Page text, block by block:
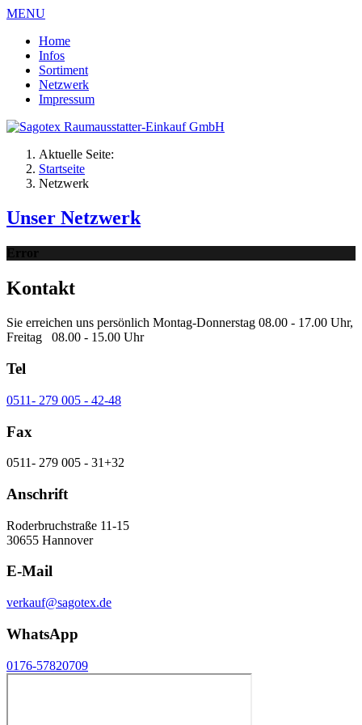
MENU
Home
Infos
Sortiment
Netzwerk
Impressum
Aktuelle Seite:
Startseite
Netzwerk
Unser Netzwerk
Error
Kontakt
Sie erreichen uns persönlich Montag-Donnerstag 08.00 - 17.00 Uhr,
Freitag 08.00 - 15.00 Uhr
Tel
0511- 279 005 - 42-48
Fax
0511- 279 005 - 31+32
Anschrift
Roderbruchstraße 11-15
30655 Hannover
E-Mail
verkauf@sagotex.de
WhatsApp
0176-57820709